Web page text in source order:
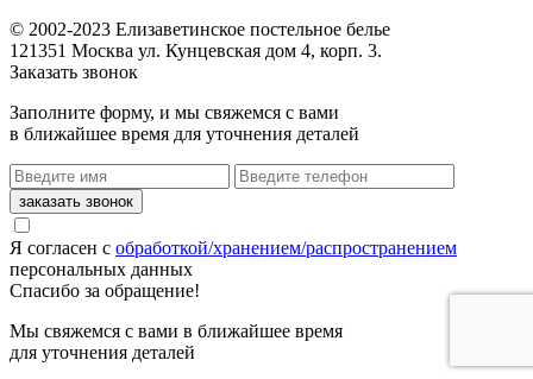
© 2002-2023 Елизаветинское постельное белье
121351 Москва ул. Кунцевская дом 4, корп. 3.
Заказать звонок
Заполните форму, и мы свяжемся с вами
в ближайшее время для уточнения деталей
Я согласен с обработкой/хранением/распространением
персональных данных
Спасибо за обращение!
Мы свяжемся с вами в ближайшее время
для уточнения деталей